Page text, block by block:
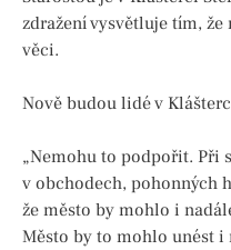
zdražení vysvětluje tím,
věci.
Nově budou lidé v
„Nemohu to podpořit. Při
v obchodech, pohonných
že město by mohlo i
Město by to mohlo unést i